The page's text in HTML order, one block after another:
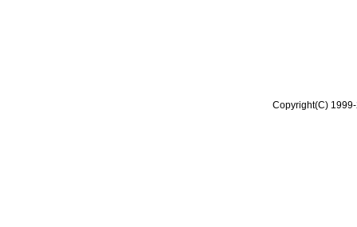
Copyright(C)